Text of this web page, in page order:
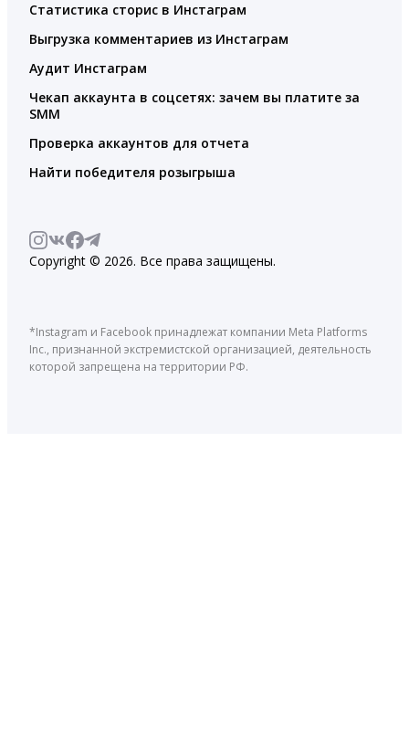
Статистика сторис в Инстаграм
Выгрузка комментариев из Инстаграм
Аудит Инстаграм
Чекап аккаунта в соцсетях: зачем вы платите за
SMM
Проверка аккаунтов для отчета
Найти победителя розыгрыша
Copyright © 2026. Все права защищены.
*Instagram и Facebook принадлежат компании Meta Platforms
Inc., признанной экстремистской организацией, деятельность
которой запрещена на территории РФ.